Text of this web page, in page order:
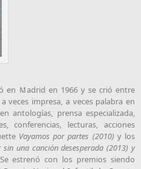
en Madrid en 1966 y se crió entre
veces impresa, a veces palabra en
antologías, prensa especializada,
conferencias, lecturas, acciones
Vayamos por partes (2010) y los
sin una canción desesperada (2013) y
estrenó con los premios siendo